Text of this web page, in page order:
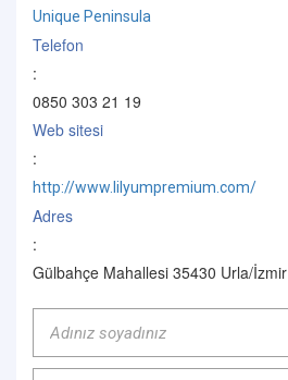
Unique Peninsula
Telefon
:
0850 303 21 19
Web sitesi
:
http://www.lilyumpremium.com/
Adres
:
Gülbahçe Mahallesi 35430 Urla/İzmir